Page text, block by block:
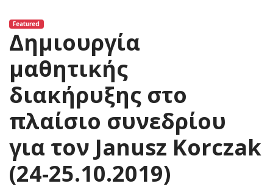
Featured
Δημιουργία
μαθητικής
διακήρυξης στο
πλαίσιο συνεδρίου
για τον Janusz Korczak
(24-25.10.2019)